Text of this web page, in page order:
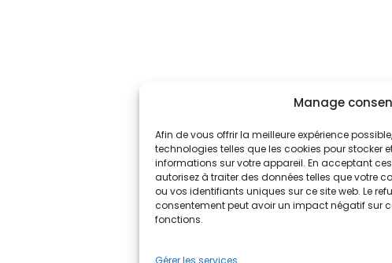
Manage
Afin de vous offrir la meilleure expérience
technologies telles que les cookies pour stocker
informations sur votre appareil. En acceptant
autorisez à traiter des données telles que votre
ou vos identifiants uniques sur ce site web. Le
consentement peut avoir un impact négatif sur
fonctions.
Gérer les services